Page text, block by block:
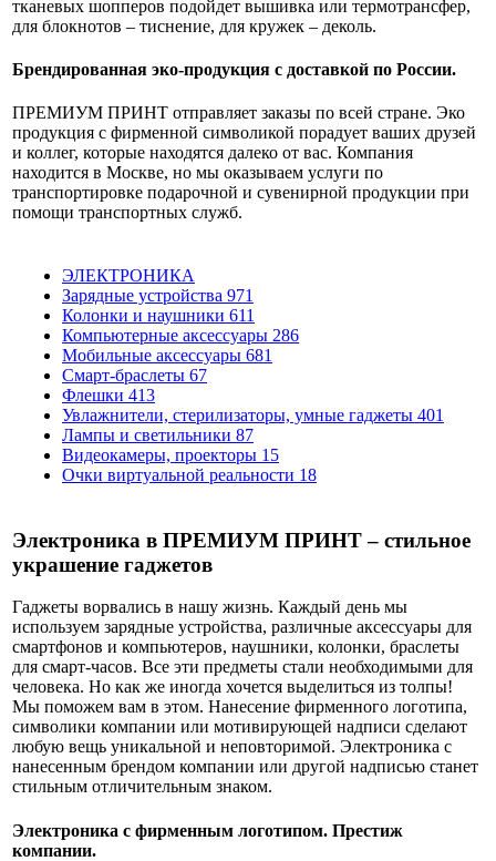
тканевых шопперов подойдет вышивка или термотрансфер,
для блокнотов – тиснение, для кружек – деколь.
Брендированная эко-продукция с доставкой по России.
ПРЕМИУМ ПРИНТ отправляет заказы по всей стране. Эко
продукция с фирменной символикой порадует ваших друзей
и коллег, которые находятся далеко от вас. Компания
находится в Москве, но мы оказываем услуги по
транспортировке подарочной и сувенирной продукции при
помощи транспортных служб.
ЭЛЕКТРОНИКА
Зарядные устройства 971
Колонки и наушники 611
Компьютерные аксессуары 286
Мобильные аксессуары 681
Смарт-браслеты 67
Флешки 413
Увлажнители, стерилизаторы, умные гаджеты 401
Лампы и светильники 87
Видеокамеры, проекторы 15
Очки виртуальной реальности 18
Электроника в ПРЕМИУМ ПРИНТ – стильное
украшение гаджетов
Гаджеты ворвались в нашу жизнь. Каждый день мы
используем зарядные устройства, различные аксессуары для
смартфонов и компьютеров, наушники, колонки, браслеты
для смарт-часов. Все эти предметы стали необходимыми для
человека. Но как же иногда хочется выделиться из толпы!
Мы поможем вам в этом. Нанесение фирменного логотипа,
символики компании или мотивирующей надписи сделают
любую вещь уникальной и неповторимой. Электроника с
нанесенным брендом компании или другой надписью станет
стильным отличительным знаком.
Электроника с фирменным логотипом. Престиж
компании.